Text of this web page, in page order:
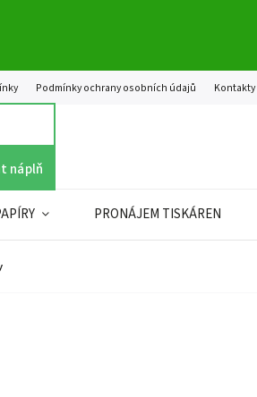
Podmínky ochrany osobních údajů Kontakty
náplň
PRONÁJEM TISKÁREN